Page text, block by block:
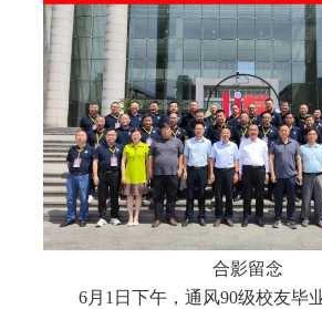
合影留念
6月 1 日下午，通风90级校友毕